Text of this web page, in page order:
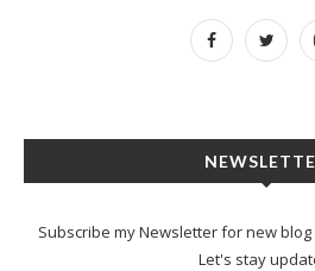
Subscribe my Newsletter for new
Let's stay